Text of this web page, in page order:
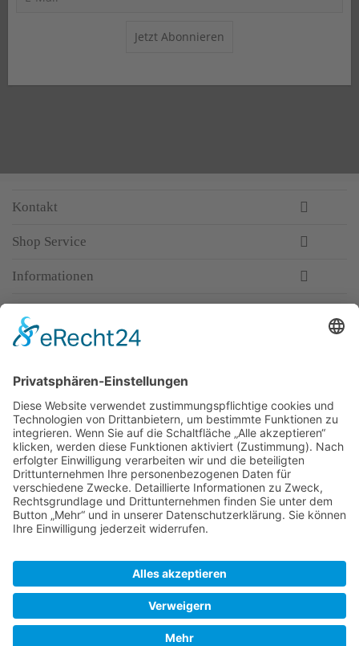
Jetzt Abonnieren
Kontakt
Shop Service
Informationen
Top-Anbieter
Spitzenqualität
Kompetente Beratung
Partner
* Alle Preise inkl. gesetzl. Mehrwertsteuer, inkl. Versandkosten
Warum WACCEX?
Allgemeine Geschäftsbedingungen und Kundeninformationen
Impressum